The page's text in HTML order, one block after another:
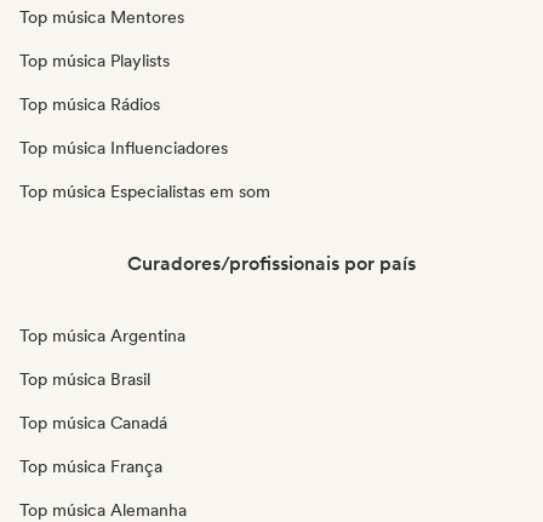
Top música Mentores
Top música Playlists
Top música Rádios
Top música Influenciadores
Top música Especialistas em som
Curadores/profissionais por país
Top música Argentina
Top música Brasil
Top música Canadá
Top música França
Top música Alemanha